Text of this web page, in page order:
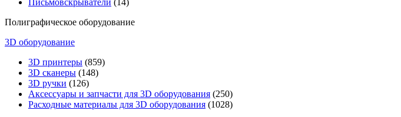
Письмовскрыватели (14)
Полиграфическое оборудование
3D оборудование
3D принтеры (859)
3D сканеры (148)
3D ручки (126)
Аксессуары и запчасти для 3D оборудования (250)
Расходные материалы для 3D оборудования (1028)